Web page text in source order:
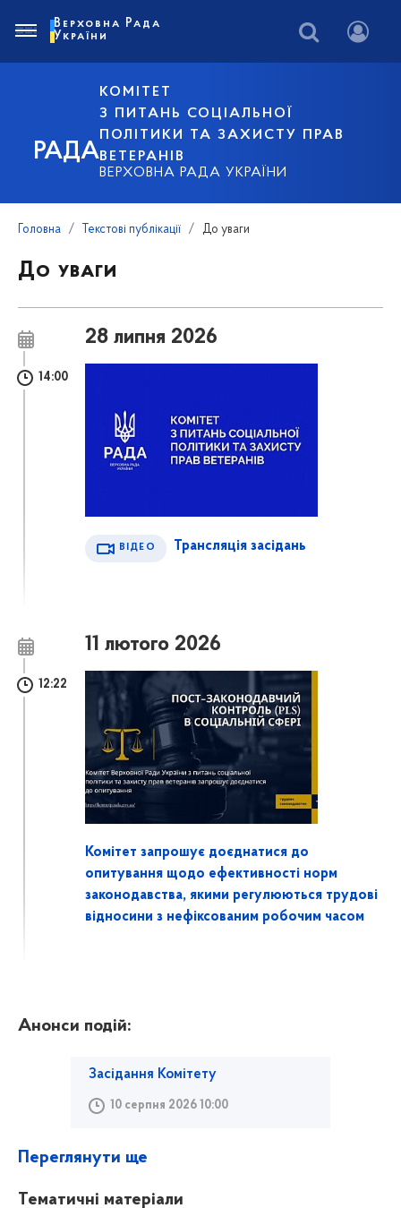
РАДА
КОМІТЕТ
З ПИТАНЬ СОЦІАЛЬНОЇ
ПОЛІТИКИ ТА ЗАХИСТУ ПРАВ
ВЕТЕРАНІВ
ВЕРХОВНА РАДА УКРАЇНИ
Верховна Рада
України
Головна Текстові публікації До уваги
До уваги
28 липня 2026
14:00
ВІДЕО Трансляція засідань
11 лютого 2026
12:22
Комітет запрошує доєднатися до
опитування щодо ефективності норм
законодавства, якими регулюються трудові
відносини з нефіксованим робочим часом
Анонси подій:
Засідання Комітету
10 серпня 2026 10:00
Переглянути ще
Тематичні матеріали